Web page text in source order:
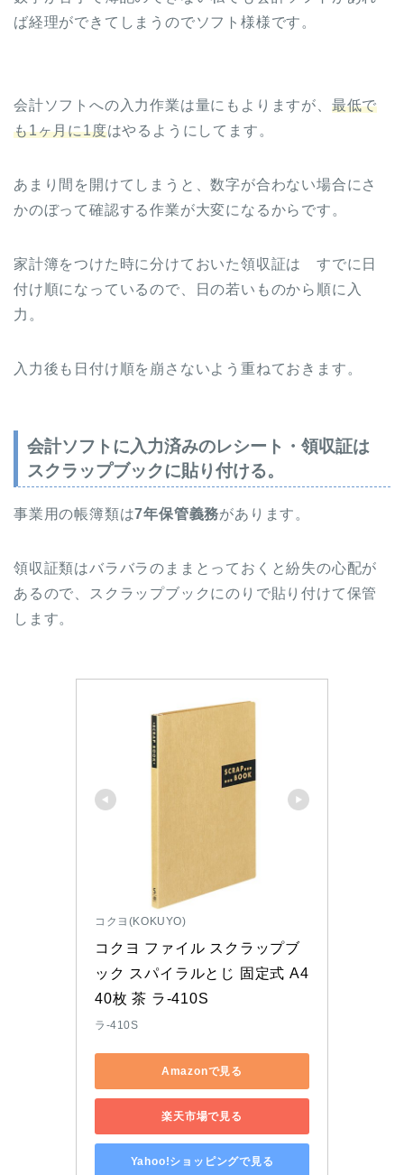
ば経理ができてしまうのでソフト様様です。
会計ソフトへの入力作業は量にもよりますが、 最低で
も1ヶ月に1度はやるようにしてます。
あまり間を開けてしまうと、数字が合わない場合にさ
かのぼって確認する作業が大変になるからです。
家計簿をつけた時に分けておいた領収証は すでに日
付け順になっているので、日の若いものから順に入
力。
入力後も日付け順を崩さないよう重ねておきます。
会計ソフトに入力済みのレシート・領収証は
スクラップブックに貼り付ける。
事業用の帳簿類は7年保管義務があります。
領収証類はバラバラのままとっておくと紛失の心配が
あるので、スクラップブックにのりで貼り付けて保管
します。
コクヨ(KOKUYO)
コクヨ ファイル スクラップブ
ック スパイラルとじ 固定式 A4
40枚 茶 ラ-410S
ラ-410S
Amazonで見る
楽天市場で見る
Yahoo!ショッピングで見る